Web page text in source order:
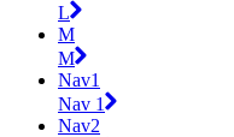
L
M
M
Nav1
Nav 1
Nav2